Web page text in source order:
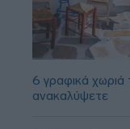
6 γραφικά
ανακαλύψετε